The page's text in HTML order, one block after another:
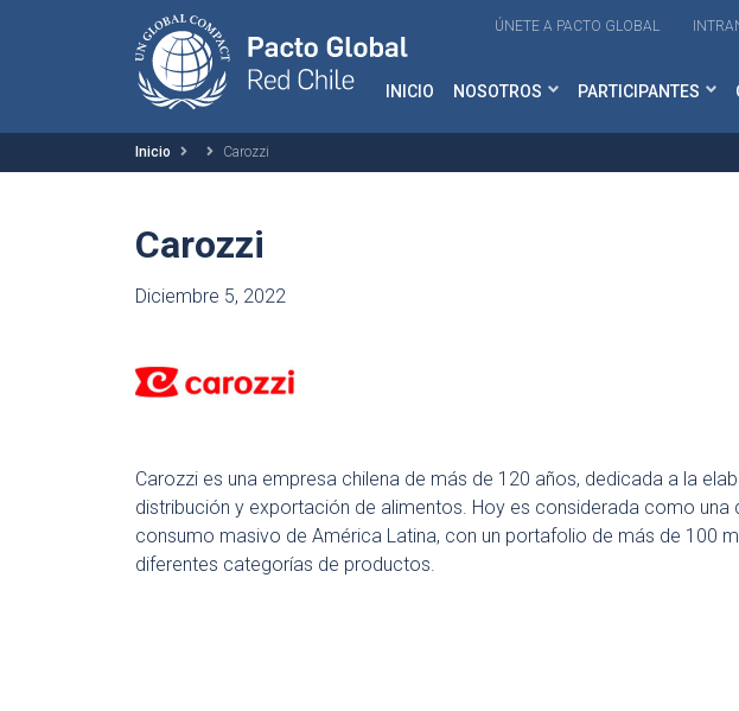
ÚNETE A PACTO GLOBAL
INICIO NOSOTROS PARTICIPANTES
Inicio Carozzi
Carozzi
Diciembre 5, 2022
Carozzi es una empresa chilena de más de 120 años, dedicada a la
distribución y exportación de alimentos. Hoy es considerada como una
consumo masivo de América Latina, con un portafolio de más de 100
diferentes categorías de productos.